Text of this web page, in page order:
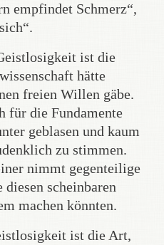
empfindet Schmerz“,
ist die
hätte
freien Willen gäbe.
für die Fundamente
geblasen und kaum
zu stimmen.
nimmt gegenteilige
scheinbaren
machen könnten.
ist die Art,